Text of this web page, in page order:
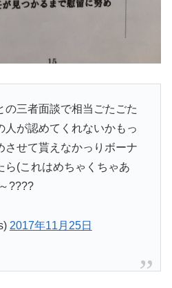
の三者面談で相当ごたごた
人が認めてくれないかもっ
させて貰えなかっりボーナ
ら(これはめちゃくちゃあ
????
2017年11月25日